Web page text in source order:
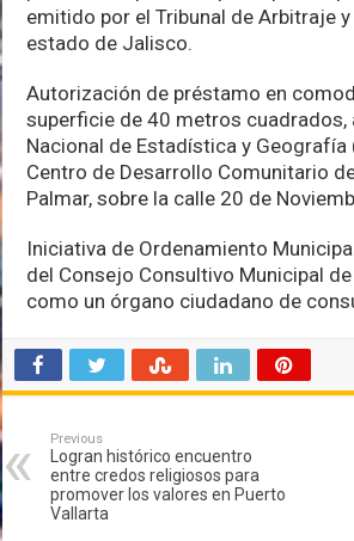
emitido por el Tribunal de Arbitraje
estado de Jalisco.
Autorización de préstamo en
superficie de 40 metros cuadrados,
Nacional de Estadística y Geografía
Centro de Desarrollo Comunitario
Palmar, sobre la calle 20 de
Iniciativa de Ordenamiento
del Consejo Consultivo Municipal
como un órgano ciudadano de
Previous
Logran histórico encuentro
entre credos religiosos para
promover los valores en Puerto
Vallarta